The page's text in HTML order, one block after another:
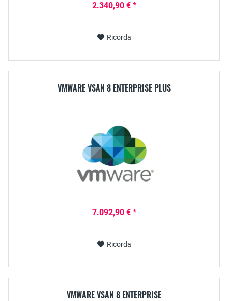
2.340,90 € *
Ricorda
VMWARE VSAN 8 ENTERPRISE PLUS
7.092,90 € *
Ricorda
VMWARE VSAN 8 ENTERPRISE